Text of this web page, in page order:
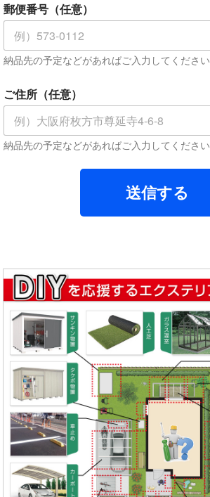
問
い
わ
せ
目
*
問
い
郵便番号（任意）
納品先の予定などがあればご入力してください
ご住所（任意）
納品先の予定などがあればご入力してください
送信する